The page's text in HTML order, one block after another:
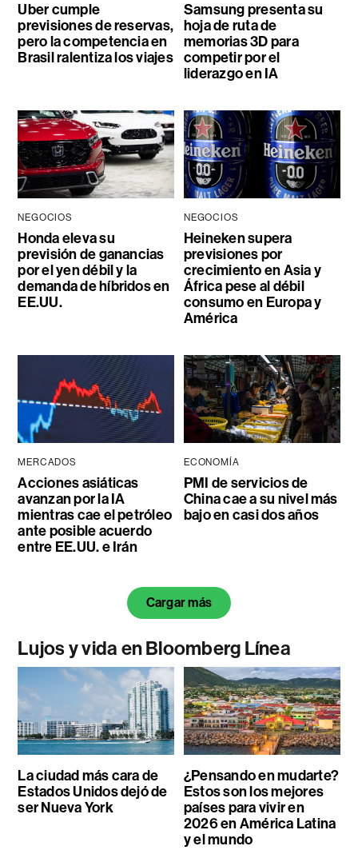
Uber cumple
previsiones de reservas,
pero la competencia en
Brasil ralentiza los viajes
Samsung presenta su
hoja de ruta de
memorias 3D para
competir por el
liderazgo en IA
NEGOCIOS
Honda eleva su
previsión de ganancias
por el yen débil y la
demanda de híbridos en
EE.UU.
NEGOCIOS
Heineken supera
previsiones por
crecimiento en Asia y
África pese al débil
consumo en Europa y
América
MERCADOS
Acciones asiáticas
avanzan por la IA
mientras cae el petróleo
ante posible acuerdo
entre EE.UU. e Irán
ECONOMÍA
PMI de servicios de
China cae a su nivel más
bajo en casi dos años
Cargar más
Lujos y vida en Bloomberg Línea
La ciudad más cara de
Estados Unidos dejó de
ser Nueva York
¿Pensando en mudarte?
Estos son los mejores
países para vivir en
2026 en América Latina
y el mundo